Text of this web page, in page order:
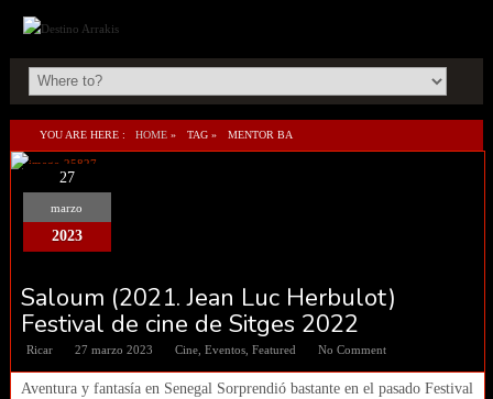
YOU ARE HERE : HOME » TAG » MENTOR BA
27
marzo
2023
Saloum (2021. Jean Luc Herbulot)
Festival de cine de Sitges 2022
Ricar 27 marzo 2023 Cine, Eventos, Featured No Comment
Aventura y fantasía en Senegal Sorprendió bastante en el pasado Festival